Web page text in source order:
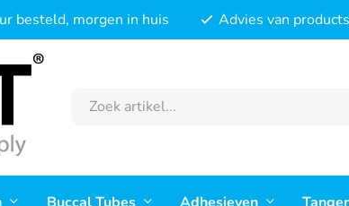
besteld, morgen in huis Advies van